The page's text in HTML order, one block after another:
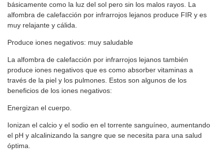
básicamente como la luz del sol pero sin los malos rayos. La
alfombra de calefacción por infrarrojos lejanos produce FIR y es
muy relajante y cálida.
Produce iones negativos: muy saludable
La alfombra de calefacción por infrarrojos lejanos también
produce iones negativos que es como absorber vitaminas a
través de la piel y los pulmones. Estos son algunos de los
beneficios de los iones negativos:
Energizan el cuerpo.
Ionizan el calcio y el sodio en el torrente sanguíneo, aumentando
el pH y alcalinizando la sangre que se necesita para una salud
óptima.